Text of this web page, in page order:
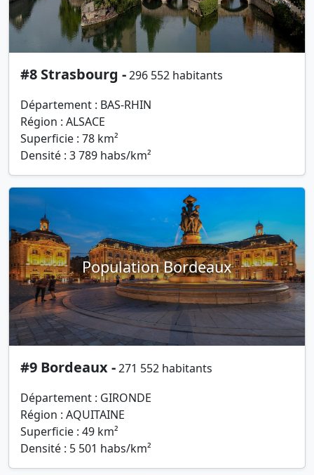
#8 Strasbourg -296 552 habitants
Département : BAS-RHIN
Région : ALSACE
Superficie : 78 km²
Densité : 3 789 habs/km²
Population Bordeaux
#9 Bordeaux -271 552 habitants
Département : GIRONDE
Région : AQUITAINE
Superficie : 49 km²
Densité : 5 501 habs/km²